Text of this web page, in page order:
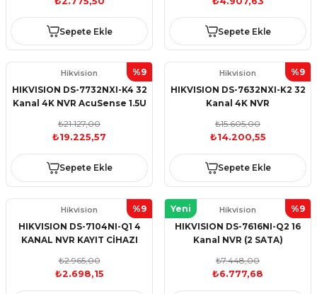
Sepete Ekle Sepete Ekle
%9
Hikvision
HIKVISION DS-7732NXI-K4 32
Kanal 4K NVR AcuSense 1.5U
₺21.127,00
₺19.225,57
Sepete Ekle
%9
Hikvision
HIKVISION DS-7632NXI-K2 32
Kanal 4K NVR
₺15.605,00
₺14.200,55
Sepete Ekle
%9
Hikvision
HIKVISION DS-7104NI-Q1 4
KANAL NVR KAYIT CİHAZI
₺2.965,00
₺2.698,15
Yeni %9
Hikvision
HIKVISION DS-7616NI-Q2 16
Kanal NVR (2 SATA)
₺7.448,00
₺6.777,68